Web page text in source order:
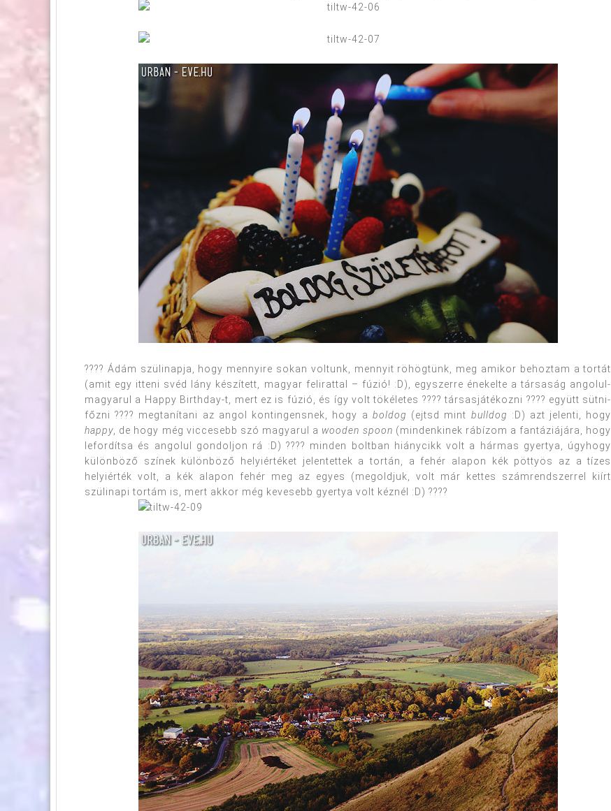
???? Ádám szülinapja, hogy mennyire sokan voltunk, mennyit röhögtünk, meg amikor behoztam a tortát
(amit egy itteni svéd lány készített, magyar felirattal – fúzió! :D), egyszerre énekelte a társaság angolul-
magyarul a Happy Birthday-t, mert ez is fúzió, és így volt tökéletes ???? társasjátékozni ???? együtt sütni-
főzni ???? megtanítani az angol kontingensnek, hogy a boldog (ejtsd mint bulldog :D) azt jelenti, hogy
happy , de hogy még viccesebb szó magyarul a wooden spoon (mindenkinek rábízom a fantáziájára, hogy
lefordítsa és angolul gondoljon rá :D) ???? minden boltban hiánycikk volt a hármas gyertya, úgyhogy
különböző színek különböző helyiértéket jelentettek a tortán, a fehér alapon kék pöttyös az a tízes
helyiérték volt, a kék alapon fehér meg az egyes (megoldjuk, volt már kettes számrendszerrel kiírt
szülinapi tortám is, mert akkor még kevesebb gyertya volt kéznél :D) ????